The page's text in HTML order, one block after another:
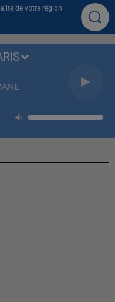
de votre région